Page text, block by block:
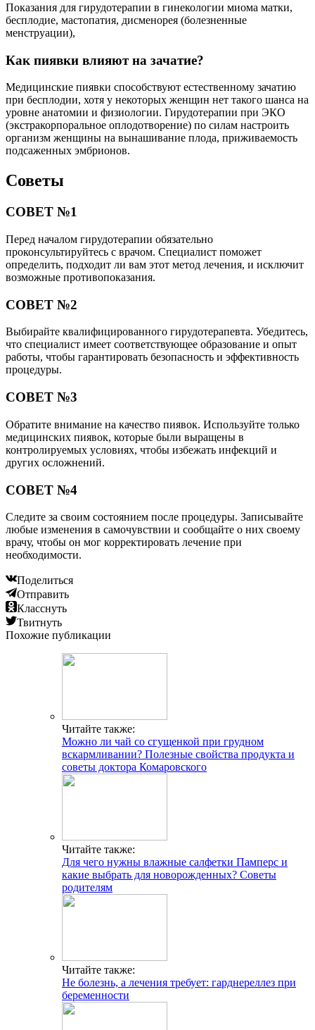
Показания для гирудотерапии в гинекологии миома матки,
бесплодие, мастопатия, дисменорея (болезненные
менструации),
Как пиявки влияют на зачатие?
Медицинские пиявки способствуют естественному зачатию
при бесплодии, хотя у некоторых женщин нет такого шанса на
уровне анатомии и физиологии. Гирудотерапии при ЭКО
(экстракорпоральное оплодотворение) по силам настроить
организм женщины на вынашивание плода, приживаемость
подсаженных эмбрионов.
Советы
СОВЕТ №1
Перед началом гирудотерапии обязательно
проконсультируйтесь с врачом. Специалист поможет
определить, подходит ли вам этот метод лечения, и исключит
возможные противопоказания.
СОВЕТ №2
Выбирайте квалифицированного гирудотерапевта. Убедитесь,
что специалист имеет соответствующее образование и опыт
работы, чтобы гарантировать безопасность и эффективность
процедуры.
СОВЕТ №3
Обратите внимание на качество пиявок. Используйте только
медицинских пиявок, которые были выращены в
контролируемых условиях, чтобы избежать инфекций и
других осложнений.
СОВЕТ №4
Следите за своим состоянием после процедуры. Записывайте
любые изменения в самочувствии и сообщайте о них своему
врачу, чтобы он мог корректировать лечение при
необходимости.
Поделиться
Отправить
Класснуть
Твитнуть
Похожие публикации
Читайте также:
Можно ли чай со сгущенкой при грудном
вскармливании? Полезные свойства продукта и
советы доктора Комаровского
Читайте также:
Для чего нужны влажные салфетки Памперс и
какие выбрать для новорожденных? Советы
родителям
Читайте также:
Не болезнь, а лечения требует: гарднереллез при
беременности